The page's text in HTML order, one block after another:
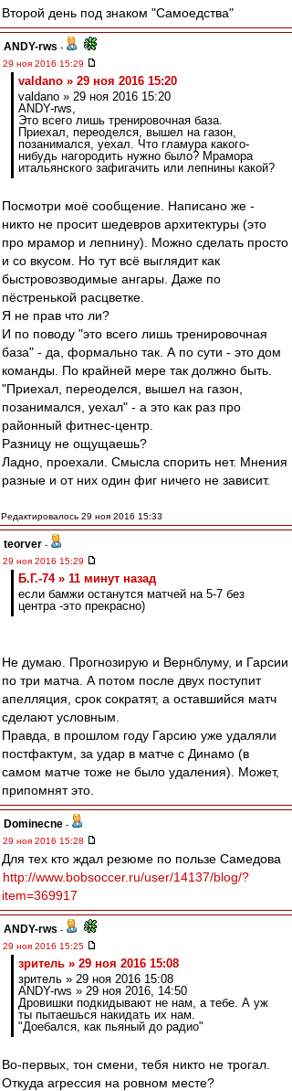
Второй день под знаком "Самоедства"
ANDY-rws -
29 ноя 2016 15:29
valdano » 29 ноя 2016 15:20
valdano » 29 ноя 2016 15:20
ANDY-rws,
Это всего лишь тренировочная база.
Приехал, переоделся, вышел на газон,
позанимался, уехал. Что гламура какого-
нибудь нагородить нужно было? Мрамора
итальянского зафигачить или лепнины какой?
Посмотри моё сообщение. Написано же -
никто не просит шедевров архитектуры (это
про мрамор и лепнину). Можно сделать просто
и со вкусом. Но тут всё выглядит как
быстровозводимые ангары. Даже по
пёстренькой расцветке.
Я не прав что ли?
И по поводу "это всего лишь тренировочная
база" - да, формально так. А по сути - это дом
команды. По крайней мере так должно быть.
"Приехал, переоделся, вышел на газон,
позанимался, уехал" - а это как раз про
районный фитнес-центр.
Разницу не ощущаешь?
Ладно, проехали. Смысла спорить нет. Мнения
разные и от них один фиг ничего не зависит.
Редактировалось 29 ноя 2016 15:33
teorver -
29 ноя 2016 15:29
Б.Г.-74 » 11 минут назад
если бамжи останутся матчей на 5-7 без
центра -это прекрасно)
Не думаю. Прогнозирую и Вернблуму, и Гарсии
по три матча. А потом после двух поступит
апелляция, срок сократят, а оставшийся матч
сделают условным.
Правда, в прошлом году Гарсию уже удаляли
постфактум, за удар в матче с Динамо (в
самом матче тоже не было удаления). Может,
припомнят это.
Dominecne -
29 ноя 2016 15:28
Для тех кто ждал резюме по пользе Самедова
http://www.bobsoccer.ru/user/14137/blog/?
item=369917
ANDY-rws -
29 ноя 2016 15:25
зpитель » 29 ноя 2016 15:08
зpитель » 29 ноя 2016 15:08
ANDY-rws » 29 ноя 2016, 14:50
Дровишки подкидывают не нам, а тебе. А уж
ты пытаешься накидать их нам.
"Доебался, как пьяный до радио"
Во-первых, тон смени, тебя никто не трогал.
Откуда агрессия на ровном месте?